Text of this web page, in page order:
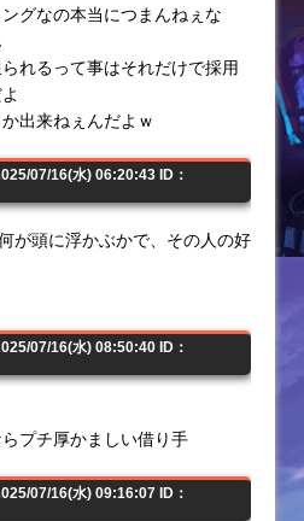
グなの本当につまんねぇな
れるって事はそれだけで採用
出来ねぇんだよｗ
07/16(水) 06:20:43 ID：
が頭に浮かぶかで、その人の好
07/16(水) 08:50:40 ID：
プチ厚かましい借り手
07/16(水) 09:16:07 ID：